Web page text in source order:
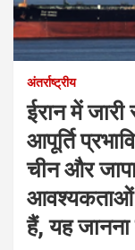
अंतर्राष्ट्रीय
ईरान में
आपूर्ति
चीन और
आवश्यकताओं
हैं, यह जानना